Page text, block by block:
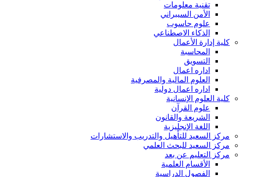
تقنية معلومات
الأمن السيبراني
علوم حاسوب
الذكاء الاصطناعي
كلية إدارة الأعمال
المحاسبة
التسويق
اداره اعمال
العلوم المالية والمصرفية
اداره اعمال دولية
كلية العلوم الإنسانية
علوم القرآن
الشريعة والقانون
اللغة الإنجليزية
مركز السعيد للتأهيل والتدريب والاستشارات
مركز السعيد للبحث العلمي
مركز التعليم عن بعد
الأقسام العلمية
الفصول الدراسية